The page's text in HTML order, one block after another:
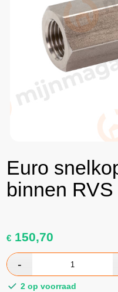
Euro
binnen RVS
€ 150,70
2 op voorraad